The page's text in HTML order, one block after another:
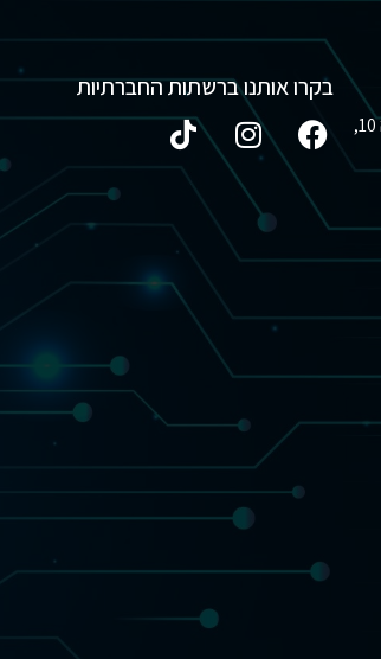
נתניה, רחוב פתח תקווה 6, קומה 10,
בקרו אותנו ברשתות החברתיות